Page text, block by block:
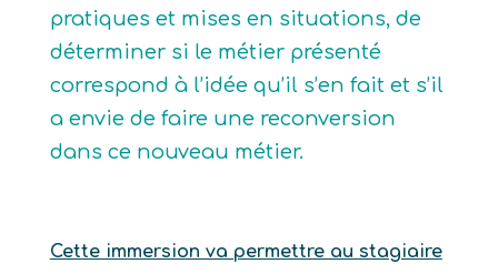
pratiques et mises en situations, de
déterminer si le métier présenté
correspond à l’idée qu’il s’en fait et s’il
a envie de faire une reconversion
dans ce nouveau métier.
Cette immersion va permettre au stagiaire